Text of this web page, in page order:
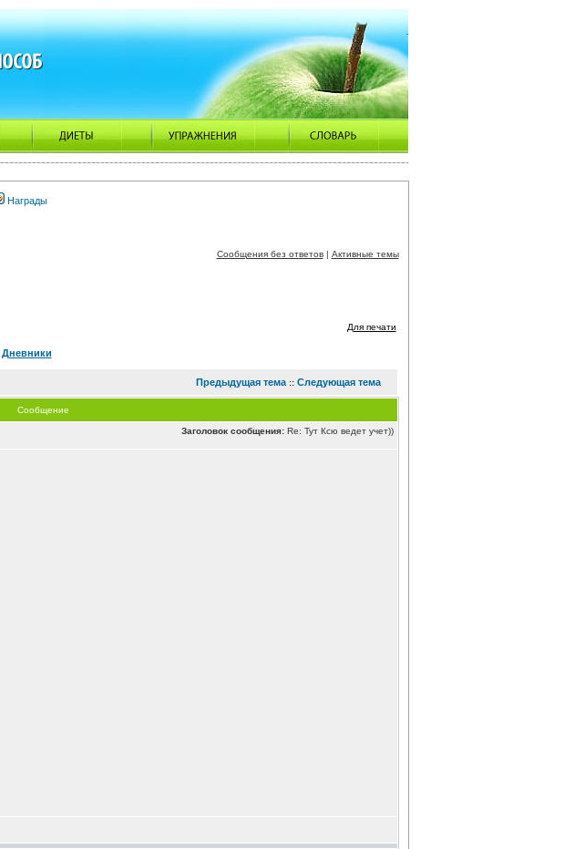
Награды
Сообщения без ответов| Активные темы
Для печати
Дневники
Предыдущая тема:: Следующая тема
Сообщение
Заголовок сообщения:Re: Тут Ксю ведет учет))